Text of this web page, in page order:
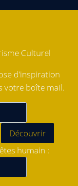
Culturel
d'inspiration
votre boîte mail.
humain :